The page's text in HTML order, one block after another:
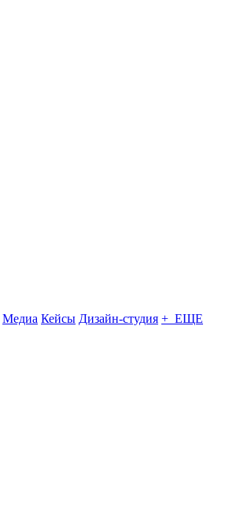
Медиа Кейсы Дизайн-студия + ЕЩЕ